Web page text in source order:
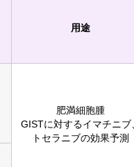
用途
肥満細胞腫
GISTに対するイマチニブ
トセラニブの効果予測